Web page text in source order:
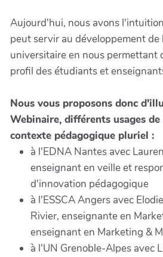
Aujourd'hui, nous avons
peut servir au développement de
universitaire en nous permettant
profil des étudiants et
Nous vous proposons donc
Webinaire, différents usages
contexte pédagogique pluriel :
à l'EDNA Nantes avec
enseignant en veille et
d'innovation pédagogique
à l'ESSCA Angers avec
Rivier, enseignante en
enseignant en Marketing &
à l'UN Grenoble-Alpes avec